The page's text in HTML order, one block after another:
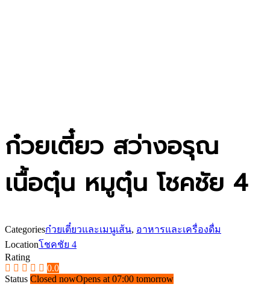
ก๋วยเตี๋ยว สว่างอรุณ
เนื้อตุ๋น หมูตุ๋น โชคชัย 4
Categoriesก๋วยเตี๋ยวและเมนูเส้น, อาหารและเครื่องดื่ม
Locationโชคชัย 4
Rating
0.0
Status Closed nowOpens at 07:00 tomorrow